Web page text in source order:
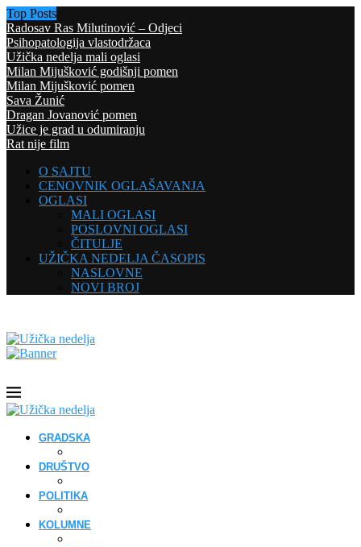
Top Posts
Radosav Ras Milutinović – Odjeci
Psihopatologija vlastodržaca
Užička nedelja mali oglasi
Milan Mijušković godišnji pomen
Milan Mijušković pomen
Sava Žunić
Dragan Jovanović pomen
Užice je grad u odumiranju
Rat nije film
O SAJTU
CENOVNIK OGLAŠAVANJA
OGLASI
MALI OGLASI
POSLOVNI OGLASI
ČITULJE
UŽIČKA NEDELJA ČASOPIS
NASLOVNE
NOVI BROJ
GRADSKA
DRUŠTVO
POLITIKA
KOLUMNE